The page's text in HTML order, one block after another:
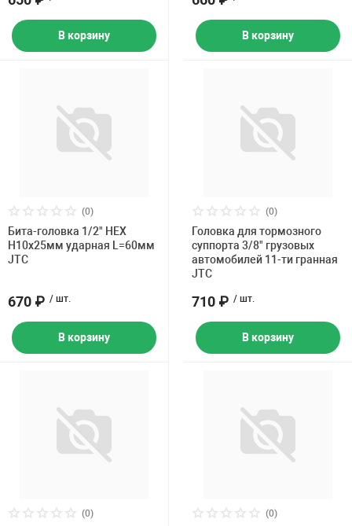
В корзину В корзину
(0)
Бита-головка 1/2" HEX
H10х25мм ударная L=60мм
JTC
670 ₽ / шт.
В корзину
(0)
Головка для тормозного
суппорта 3/8" грузовых
автомобилей 11-ти гранная
JTC
710 ₽ / шт.
В корзину
(0) (0)